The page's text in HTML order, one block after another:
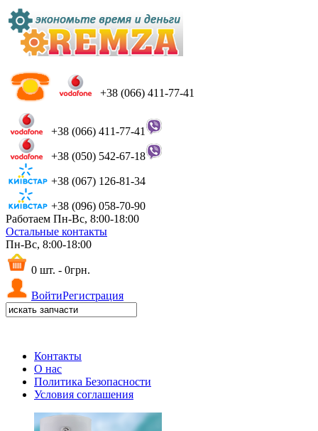
+38 (066) 411-77-41
+38 (066) 411-77-41
+38 (050) 542-67-18
+38 (067) 126-81-34
+38 (096) 058-70-90
Работаем Пн-Вс, 8:00-18:00
Остальные контакты
Пн-Вс, 8:00-18:00
0 шт. - 0грн.
ВойтиРегистрация
Контакты
О нас
Политика Безопасности
Условия соглашения